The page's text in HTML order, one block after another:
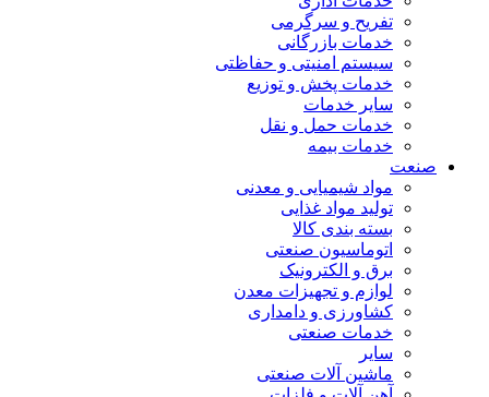
تفریح و سرگرمی
خدمات بازرگانی
سیستم امنیتی و حفاظتی
خدمات پخش و توزیع
سایر خدمات
خدمات حمل و نقل
خدمات بیمه
صنعت
مواد شیمیایی و معدنی
تولید مواد غذایی
بسته بندی کالا
اتوماسیون صنعتی
برق و الکترونیک
لوازم و تجهیزات معدن
کشاورزی و دامداری
خدمات صنعتی
سایر
ماشین آلات صنعتی